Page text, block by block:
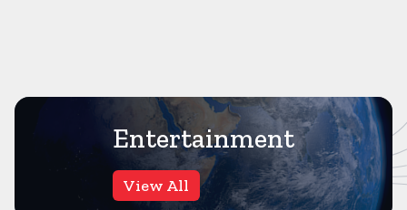
Entertainment
View All